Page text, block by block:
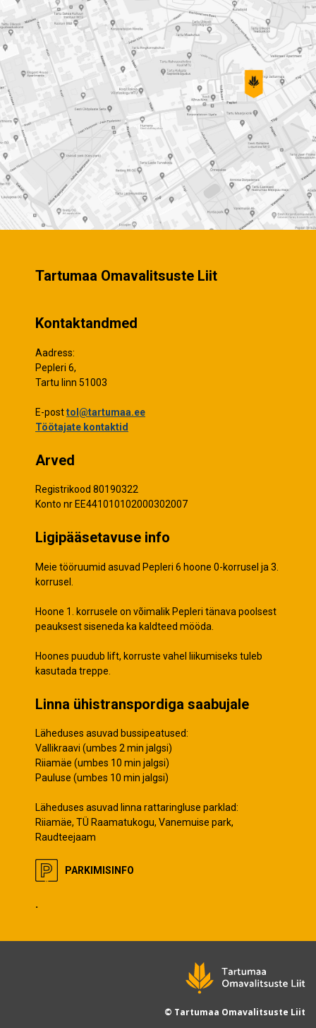
Tartumaa Omavalitsuste Liit
Kontaktandmed
Aadress:
Pepleri 6,
Tartu linn 51003
E-posttol@tartumaa.ee
Töötajate kontaktid
Arved
Registrikood 80190322
Konto nr EE441010102000302007
Ligipääsetavuse info
Meie tööruumid asuvad Pepleri 6 hoone 0-korrusel ja 3.
korrusel.
Hoone 1. korrusele on võimalik Pepleri tänava poolsest
peauksest siseneda ka kaldteed mööda.
Hoones puudub lift, korruste vahel liikumiseks tuleb
kasutada treppe.
Linna ühistranspordiga saabujale
Läheduses asuvad bussipeatused:
Vallikraavi (umbes 2 min jalgsi)
Riiamäe (umbes 10 min jalgsi)
Pauluse (umbes 10 min jalgsi)
Läheduses asuvad linna rattaringluse parklad:
Riiamäe, TÜ Raamatukogu, Vanemuise park,
Raudteejaam
PARKIMISINFO
.
© Tartumaa Omavalitsuste Liit